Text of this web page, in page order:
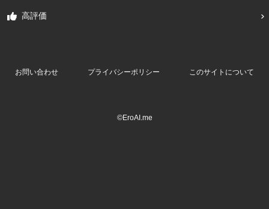
高評価
お問い合わせ プライバシーポリシー このサイトについて
©EroAI.me